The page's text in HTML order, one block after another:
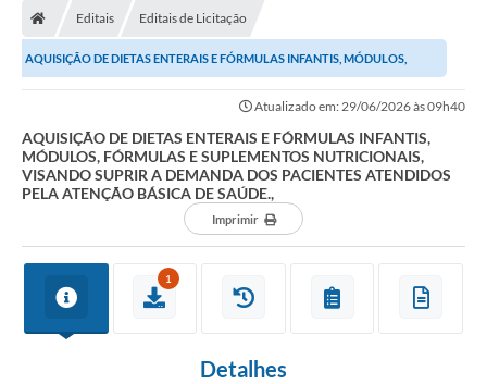
Editais Editais de Licitação
AQUISIÇÃO DE DIETAS ENTERAIS E FÓRMULAS INFANTIS, MÓDULOS,
FÓRMULAS E SUPLEMENTOS NUTRICIONAIS, VISANDO...
Atualizado em: 29/06/2026 às 09h40
AQUISIÇÃO DE DIETAS ENTERAIS E FÓRMULAS INFANTIS,
MÓDULOS, FÓRMULAS E SUPLEMENTOS NUTRICIONAIS,
VISANDO SUPRIR A DEMANDA DOS PACIENTES ATENDIDOS
PELA ATENÇÃO BÁSICA DE SAÚDE.,
Imprimir
1
Detalhes